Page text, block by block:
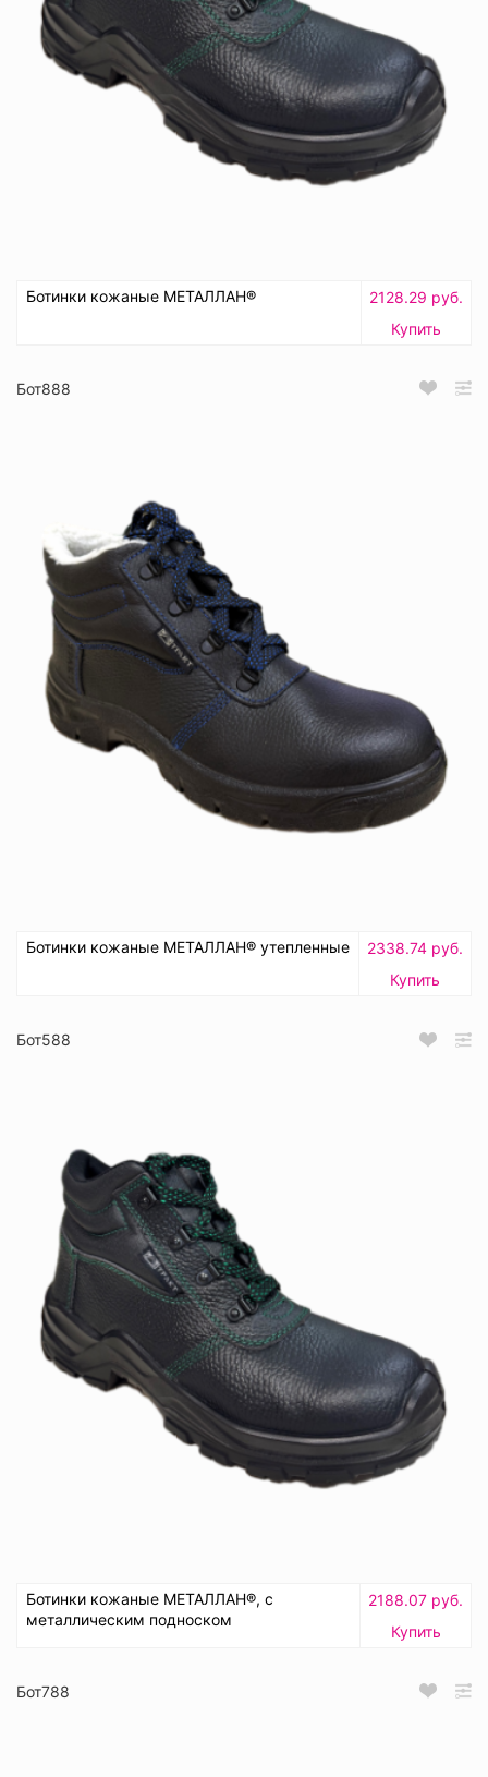
Ботинки кожаные МЕТАЛЛАН®
2128.29 руб.
Купить
Бот888
Ботинки кожаные МЕТАЛЛАН® утепленные
2338.74 руб.
Купить
Бот588
Ботинки кожаные МЕТАЛЛАН®, с
металлическим подноском
2188.07 руб.
Купить
Бот788